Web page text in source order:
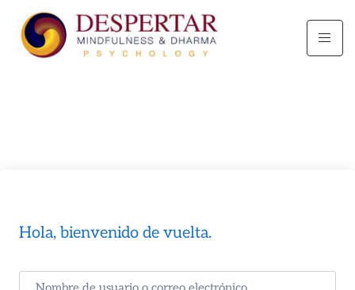
Hola, bienvenido de vuelta.